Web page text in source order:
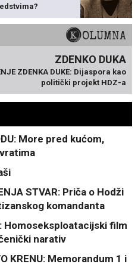
KOLUMNA
ZDENKO DUKA
ZDENKA DUKE: Dijaspora kao
politički projekt HDZ-a
More pred kućom,
STVAR: Priča o Hodži
komandanta
Homoseksploatacijski film
narativ
KRENU: Memorandum 1 i